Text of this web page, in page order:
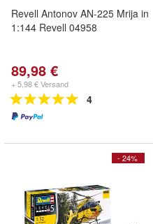
Revell Antonov AN-225 Mrija in
1:144 Revell 04958
89,98 €
+ 5,98 € Versand
4
- 24%